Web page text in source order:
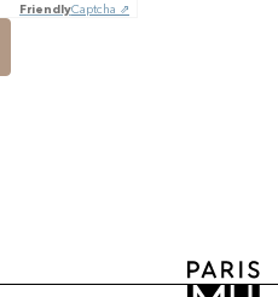
FriendlyCaptcha ⇗
Facebook